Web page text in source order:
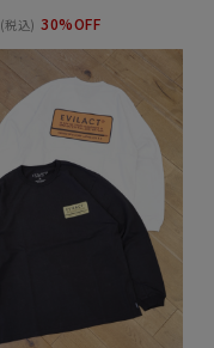
(税込) 30%OFF